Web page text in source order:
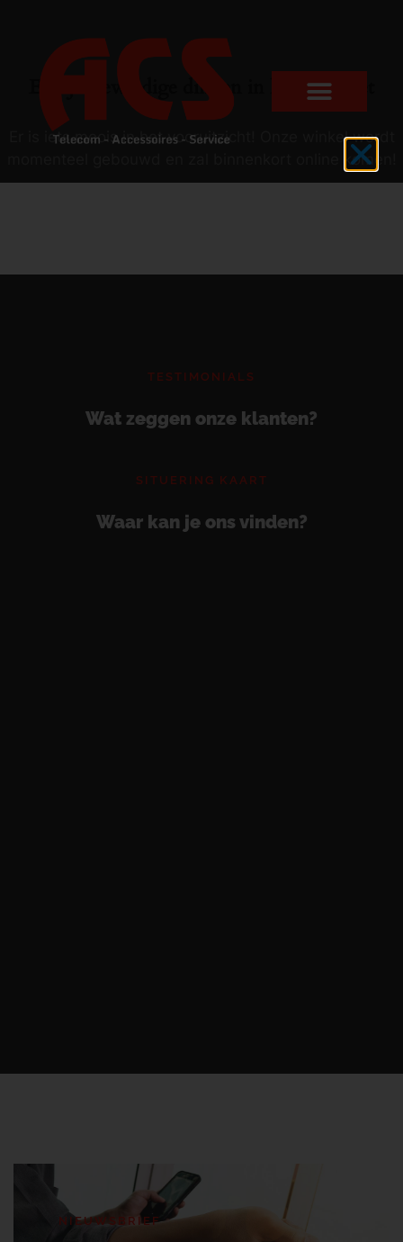
Er zijn geweldige dingen in het verschiet
Er is iets moois in het vooruitzicht! Onze winkel wordt
momenteel gebouwd en zal binnenkort online komen!
TESTIMONIALS
Wat zeggen onze klanten?
SITUERING KAART
Waar kan je ons vinden?
NIEUWSBRIEF